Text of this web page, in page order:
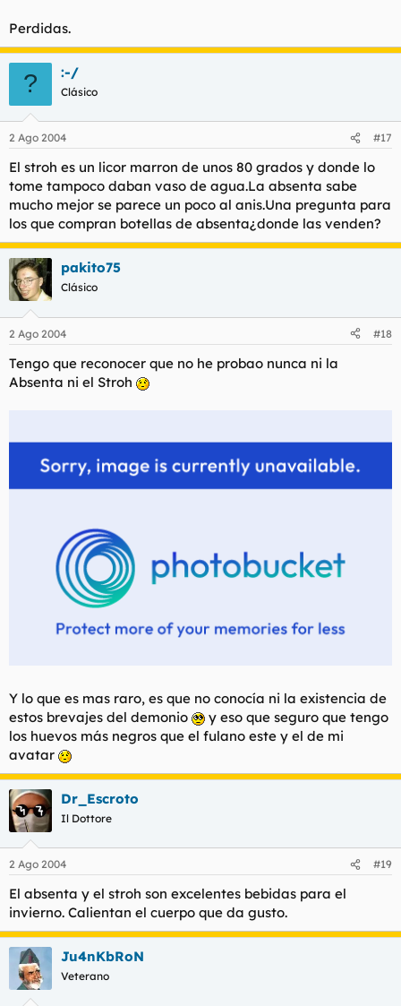
Perdidas.
? :-/
Clásico
2 Ago 2004 #17
El stroh es un licor marron de unos 80 grados y donde lo
tome tampoco daban vaso de agua.La absenta sabe
mucho mejor se parece un poco al anis.Una pregunta para
los que compran botellas de absenta¿donde las venden?
pakito75
Clásico
2 Ago 2004 #18
Tengo que reconocer que no he probao nunca ni la
Absenta ni el Stroh
Y lo que es mas raro, es que no conocía ni la existencia de
estos brevajes del demonio
y eso que seguro que tengo
los huevos más negros que el fulano este y el de mi
avatar
Dr_Escroto
Il Dottore
2 Ago 2004 #19
El absenta y el stroh son excelentes bebidas para el
invierno. Calientan el cuerpo que da gusto.
Ju4nKbRoN
Veterano